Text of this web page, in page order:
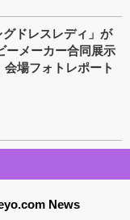
ドレスレディ」が
ーメーカー合同展示
会場フォトレポート
News